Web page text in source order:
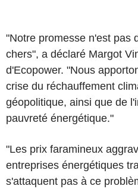
"Notre promesse n'est pas
chers", a déclaré Margot
d'Ecopower. "Nous
crise du réchauffement
géopolitique, ainsi que de
pauvreté énergétique."
"Les prix faramineux
entreprises énergétiques
s'attaquent pas à ce